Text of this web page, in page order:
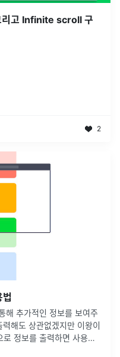
고 Infinite scroll 구
2
해 추가적인 정보를 보여주
해도 상관없겠지만 이왕이
정보를 출력하면 사용자